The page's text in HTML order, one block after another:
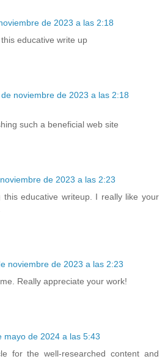
de 2023 a las 2:18
educative write up
de noviembre de 2023 a las 2:18
such a beneficial web site
de 2023 a las 2:23
this educative writeup. I really like your
noviembre de 2023 a las 2:23
Really appreciate your work!
mayo de 2024 a las 5:43
for the well-researched content and